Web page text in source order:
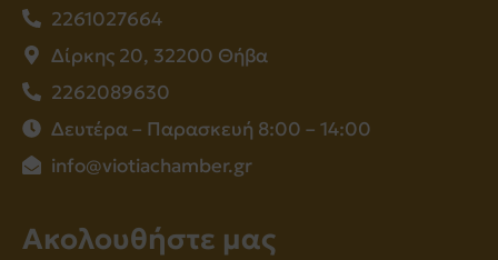
2261027664
Δίρκης 20, 32200 Θήβα
2262089630
Δευτέρα – Παρασκευή 8:00 – 14:00
info@viotiachamber.gr
Ακολουθήστε μας